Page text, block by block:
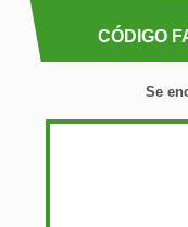
CÓDIGO
Se